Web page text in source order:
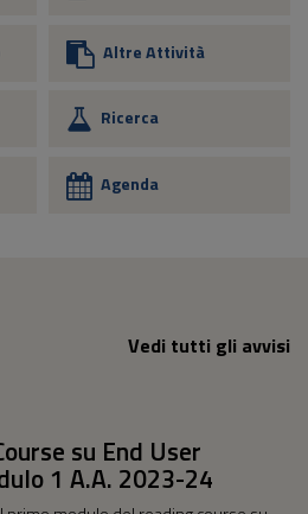
Altre Attività
Ricerca
Agenda
Vedi tutti gli avvisi
su End User
1 A.A. 2023-24